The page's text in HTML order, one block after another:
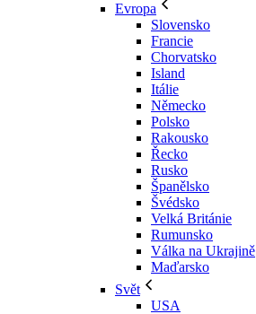
Evropa
Slovensko
Francie
Chorvatsko
Island
Itálie
Německo
Polsko
Rakousko
Řecko
Rusko
Španělsko
Švédsko
Velká Británie
Rumunsko
Válka na Ukrajině
Maďarsko
Svět
USA